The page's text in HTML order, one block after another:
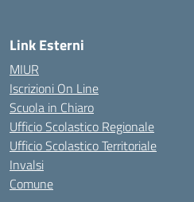
Link Esterni
MIUR
Iscrizioni On Line
Scuola in Chiaro
Ufficio Scolastico Regionale
Ufficio Scolastico Territoriale
Invalsi
Comune